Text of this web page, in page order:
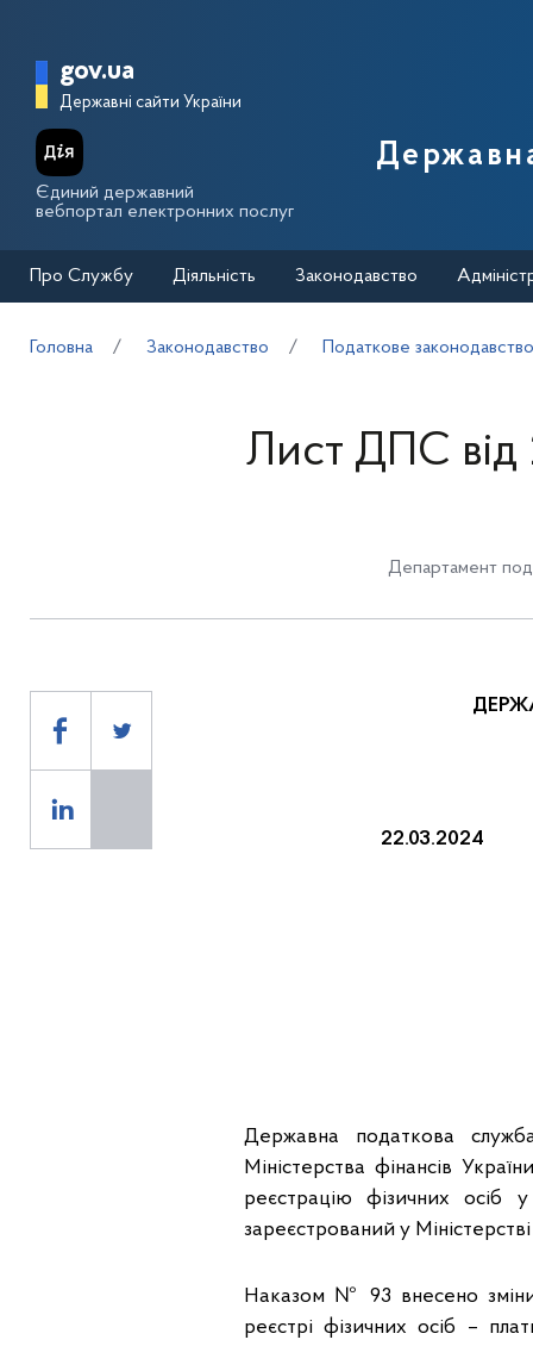
Головна сторінка Державної
gov.ua
Державні сайти України
Єдиний державний
вебпортал електронних послуг
Про Службу Діяльність Законодавство
Головна Законодавство Податкове законодавство
Лист ДПС
Департамент
Державна податкова
Міністерства фінансів
реєстрацію фізичних осіб
зареєстрований у
Наказом № 93 внесено
реєстрі фізичних осіб –